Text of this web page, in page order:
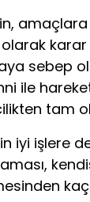
sebep
ile
tam
iyi işlere
k